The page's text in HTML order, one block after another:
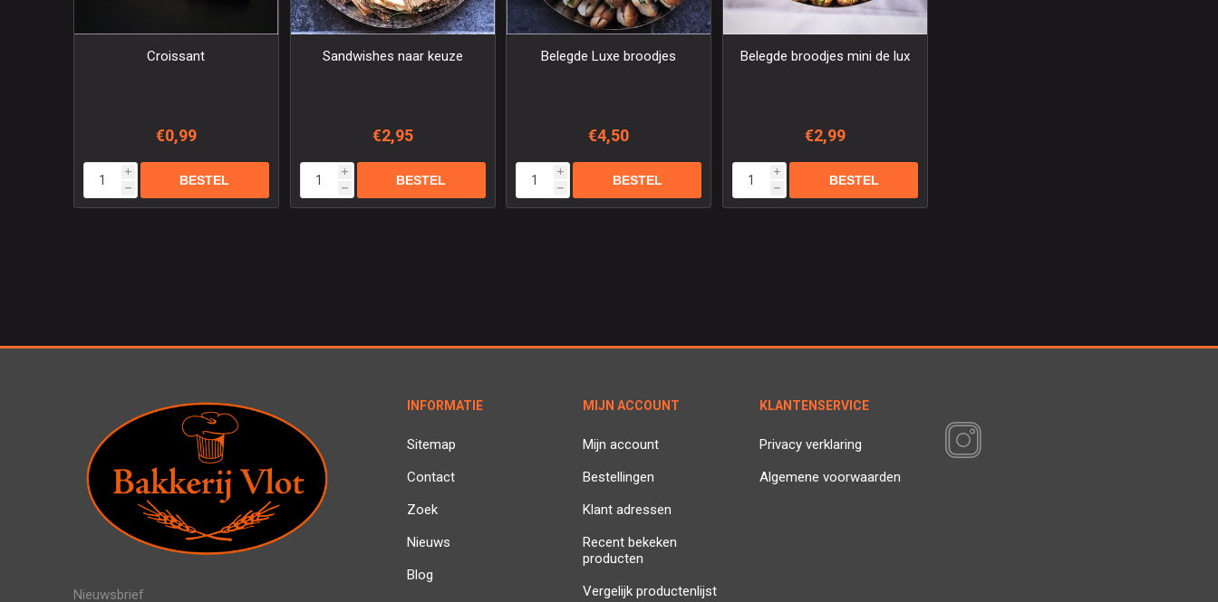
Croissant
€0,99
i
h
Sandwishes naar keuze
€2,95
i
h
Belegde Luxe broodjes
€4,50
i
h
Belegde broodjes mini de lux
€2,99
i
h
Nieuwsbrief
INFORMATIE
Sitemap
Contact
Zoek
Nieuws
Blog
MIJN ACCOUNT
Mijn account
Bestellingen
Klant adressen
Recent bekeken
producten
Vergelijk productenlijst
KLANTENSERVICE
Privacy verklaring
Algemene voorwaarden